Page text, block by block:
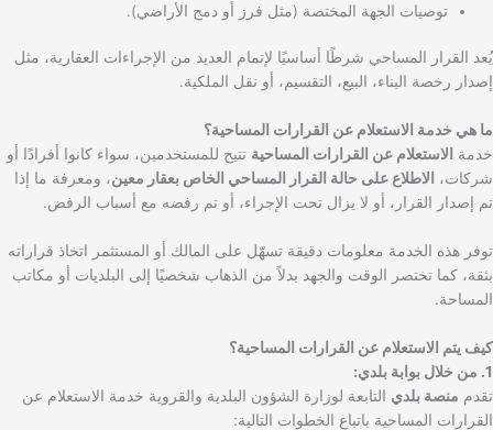
توصيات الجهة المختصة (مثل فرز أو دمج الأراضي).
يُعد القرار المساحي شرطًا أساسيًا لإتمام العديد من الإجراءات العقارية، مثل
إصدار رخصة البناء، البيع، التقسيم، أو نقل الملكية.
ما هي خدمة الاستعلام عن القرارات المساحية؟
خدمة
الاستعلام عن القرارات المساحية تتيح للمستخدمين، سواء كانوا أفرادًا أو
شركات،
الاطلاع على حالة القرار المساحي الخاص بعقار معين، ومعرفة ما إذا
تم إصدار القرار، أو لا يزال تحت الإجراء، أو تم رفضه مع أسباب الرفض.
توفر هذه الخدمة معلومات دقيقة تسهّل على المالك أو المستثمر اتخاذ قراراته
بثقة، كما تختصر الوقت والجهد بدلاً من الذهاب شخصيًا إلى البلديات أو مكاتب
المساحة.
كيف يتم الاستعلام عن القرارات المساحية؟
1. من خلال بوابة بلدي:
تقدم منصة بلدي التابعة لوزارة الشؤون البلدية والقروية خدمة الاستعلام عن
القرارات المساحية باتباع الخطوات التالية: